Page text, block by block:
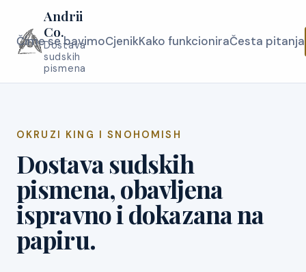
Andrii
Co.
Dostava
sudskih
pismena
Čime se bavimoCjenikKako funkcioniraČesta pitanja
OKRUZI KING I SNOHOMISH
Dostava sudskih
pismena, obavljena
ispravno i dokazana na
papiru.